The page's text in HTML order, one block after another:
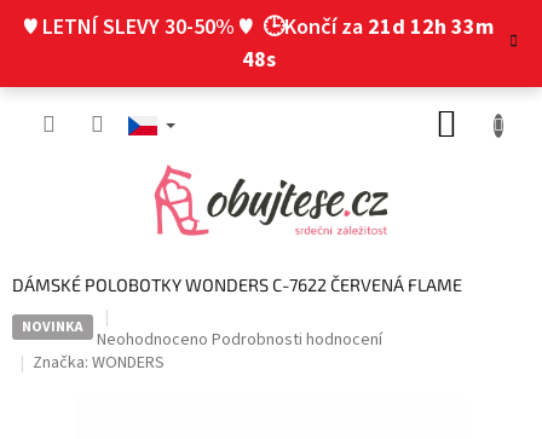
♥ LETNÍ SLEVY 30-50% ♥ 🕒Končí za 21d 12h 33m
47s
DÁMSKÉ POLOBOTKY WONDERS C-7622 ČERVENÁ FLAME
NOVINKA
Průměrné
hodnocení
Neohodnoceno Podrobnosti hodnocení
Značka: WONDERS